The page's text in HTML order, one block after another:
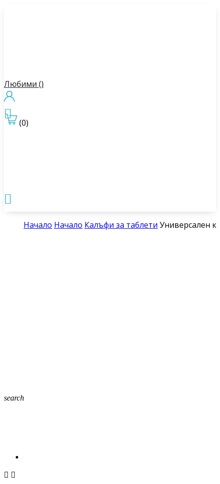
Любими ()
(0)


Начало Начало Калъфи за таблети Универсален
search
 